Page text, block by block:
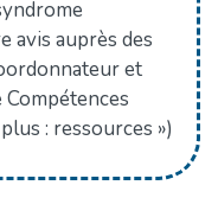
avis auprès des
et
: ressources »)